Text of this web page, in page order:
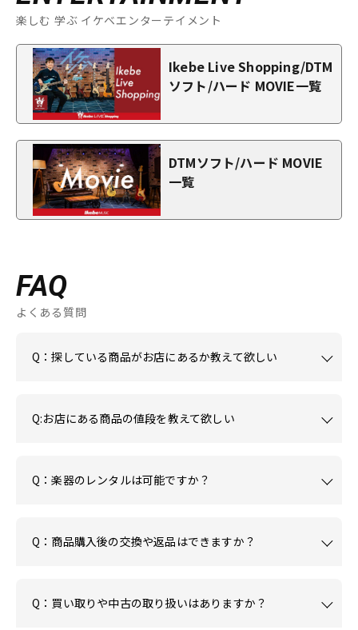
楽しむ 学ぶ イケベエンターテイメント
Ikebe Live Shopping/DTM
ソフト/ハード MOVIE一覧
DTMソフト/ハード MOVIE
一覧
FAQ
よくある質問
Q：探している商品がお店にあるか教えて欲しい
Q:お店にある商品の値段を教えて欲しい
Q：楽器のレンタルは可能ですか？
Q：商品購入後の交換や返品はできますか？
Q：買い取りや中古の取り扱いはありますか？